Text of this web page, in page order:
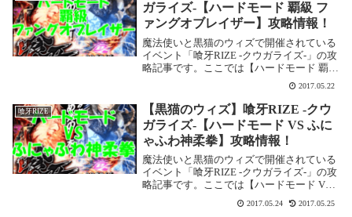
ガライズ-【ハードモード 覇級 フ
ァングオブレイザー】攻略情報！
魔法使いと黒猫のウィズで開催されている
イベント「喰牙RIZE -クウガライズ-」の攻
略記事です。ここでは【ハードモード 覇級
ファングオブレイザー】を攻略します。喰
牙RIZE -クウガライズ-【ハードモード 覇
級 ファングオブレイザー】基本...
2017.05.22
喰牙RIZE
【黒猫のウィズ】喰牙RIZE -クウ
ガライズ-【ハードモード VS ふに
ゃふわ神柔拳】攻略情報！
魔法使いと黒猫のウィズで開催されている
イベント「喰牙RIZE -クウガライズ-」の攻
略記事です。ここでは【ハードモード VS
ふにゃふわ神柔拳】を攻略します。喰牙
RIZE -クウガライズ-【ハードモード VS ふ
2017.05.24 2017.05.25